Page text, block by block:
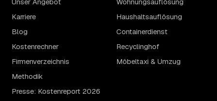
Karriere
Blog
Kostenrechner
Firmenverzeichnis
Methodik
Presse: Kostenreport 2026
Haushaltsauflösung
Containerdienst
Recyclinghof
Möbeltaxi & Umzug